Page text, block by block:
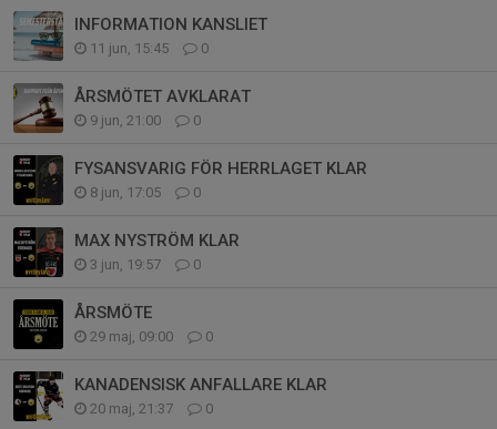
INFORMATION KANSLIET
11 jun, 15:45 0
ÅRSMÖTET AVKLARAT
9 jun, 21:00 0
FYSANSVARIG FÖR HERRLAGET KLAR
8 jun, 17:05 0
MAX NYSTRÖM KLAR
3 jun, 19:57 0
ÅRSMÖTE
29 maj, 09:00 0
KANADENSISK ANFALLARE KLAR
20 maj, 21:37 0